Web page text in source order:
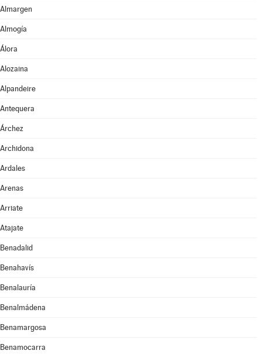
Almargen
Almogía
Álora
Alozaina
Alpandeire
Antequera
Árchez
Archidona
Ardales
Arenas
Arriate
Atajate
Benadalid
Benahavís
Benalauría
Benalmádena
Benamargosa
Benamocarra